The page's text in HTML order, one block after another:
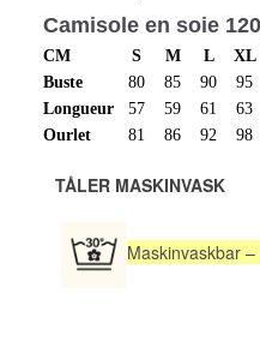
Camisole en soie
CM S M L XL
Buste
80 85 90 95
Longueur
57 59 61 63
Ourlet
81 86 92 98
TÅLER MASKINVASK
Maskinvaskbar